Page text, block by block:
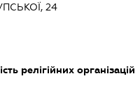
24
релігійних організацій